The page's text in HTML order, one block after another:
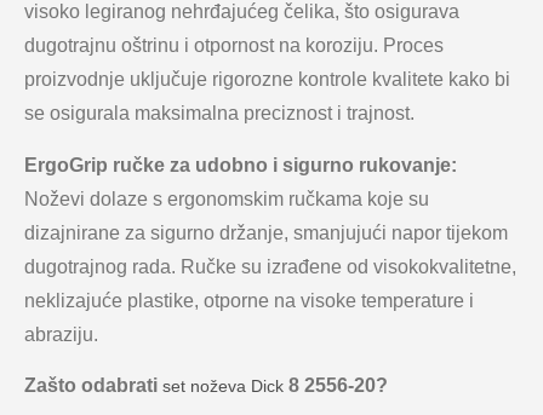
visoko legiranog nehrđajućeg čelika, što osigurava
dugotrajnu oštrinu i otpornost na koroziju. Proces
proizvodnje uključuje rigorozne kontrole kvalitete kako bi
se osigurala maksimalna preciznost i trajnost.
ErgoGrip ručke za udobno i sigurno rukovanje:
Noževi dolaze s ergonomskim ručkama koje su
dizajnirane za sigurno držanje, smanjujući napor tijekom
dugotrajnog rada. Ručke su izrađene od visokokvalitetne,
neklizajuće plastike, otporne na visoke temperature i
abraziju.
Zašto odabrati set noževa Dick 8 2556-20?